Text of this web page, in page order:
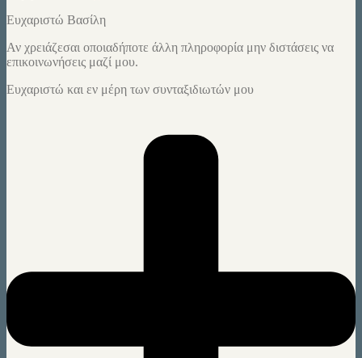
Ευχαριστώ Βασίλη
Αν χρειάζεσαι οποιαδήποτε άλλη πληροφορία μην διστάσεις να
επικοινωνήσεις μαζί μου.
Ευχαριστώ και εν μέρη των συνταξιδιωτών μου